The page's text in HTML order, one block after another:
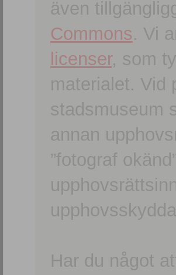
även
Commons. Vi
licenser, som
materialet. Vid
stadsmuseum
annan
”fotograf
Har du något